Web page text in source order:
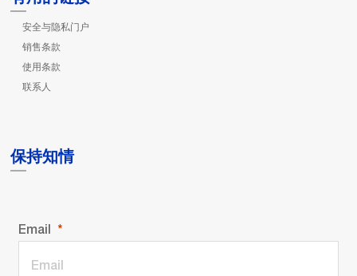
安全与隐私门户
销售条款
使用条款
联系人
保持知情
Email